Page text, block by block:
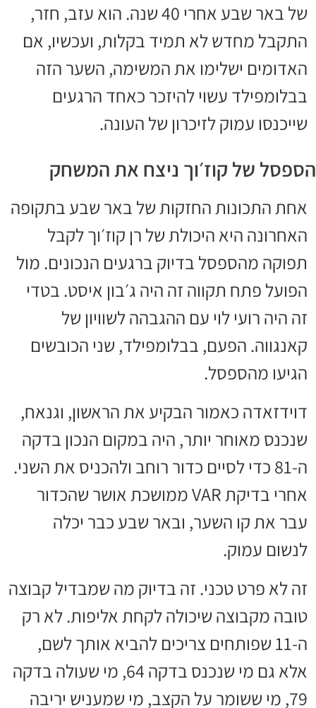
של באר שבע אחרי 40 שנה. הוא עזב, חזר,
התקבל מחדש לא תמיד בקלות, ועכשיו, אם
האדומים ישלימו את המשימה, השער הזה
בבלומפילד עשוי להיזכר כאחד הרגעים
שייכנסו עמוק לזיכרון של העונה.
הספסל של קוז׳וך ניצח את המשחק
אחת התכונות החזקות של באר שבע בתקופה
האחרונה היא היכולת של רן קוז׳וך לקבל
תפוקה מהספסל בדיוק ברגעים הנכונים. מול
הפועל פתח תקווה זה היה ג׳בון איסט. בטדי
זה היה רועי לוי עם ההגבהה לשוויון של
קאנגווה. הפעם, בבלומפילד, שני הכובשים
הגיעו מהספסל.
דוידזאדה כאמור הבקיע את הראשון, וגנאח,
שנכנס מאוחר יותר, היה במקום הנכון בדקה
ה-81 כדי לסיים כדור רוחב ולהכניס את השני.
אחרי בדיקת VAR ממושכת אושר שהכדור
עבר את קו השער, ובאר שבע כבר יכלה
לנשום עמוק.
זה לא פרט טכני. זה בדיוק מה שמבדיל קבוצה
טובה מקבוצה שיכולה לקחת אליפות. לא רק
ה-11 שפותחים צריכים להביא אותך לשם,
אלא גם מי שנכנס בדקה 64, מי שעולה בדקה
79, מי ששומר על הקצב, מי שמעניש יריבה